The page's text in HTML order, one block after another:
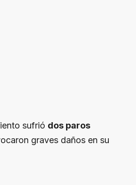
sufrió dos paros
graves daños en su